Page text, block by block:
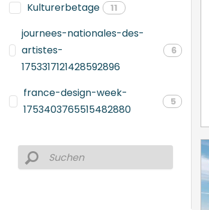
Kulturerbetage
11
journees-nationales-des-
artistes-
1753317121428592896
6
france-design-week-
1753403765515482880
5